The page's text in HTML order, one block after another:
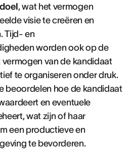
, wat het vermogen
visie te creëren en
Tijd- en
worden ook op de
van de kandidaat
te organiseren onder druk.
beoordelen hoe de kandidaat
en eventuele
wat zijn of haar
een productieve en
te bevorderen.